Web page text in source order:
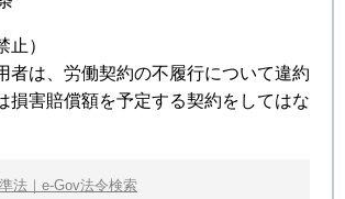
止）
は、労働契約の不履行について違約
損害賠償額を予定する契約をしてはな
法｜e-Gov法令検索